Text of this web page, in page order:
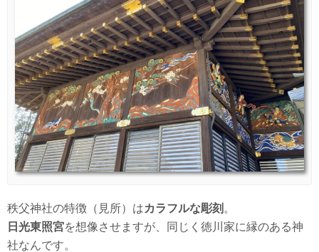
秩父神社の特徴（見所）はカラフルな彫刻 。
日光東照宮を想像させますが、同じく徳川家に縁のある神
社なんです。